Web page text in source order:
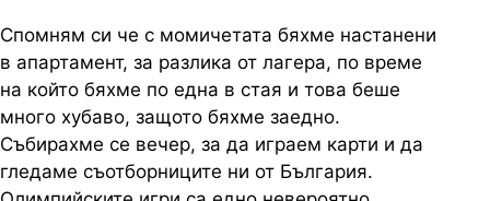
Спомням си че с момичетата бяхме настанени
в апартамент, за разлика от лагера, по време
на който бяхме по една в стая и това беше
много хубаво, защото бяхме заедно.
Събирахме се вечер, за да играем карти и да
гледаме съотборниците ни от България.